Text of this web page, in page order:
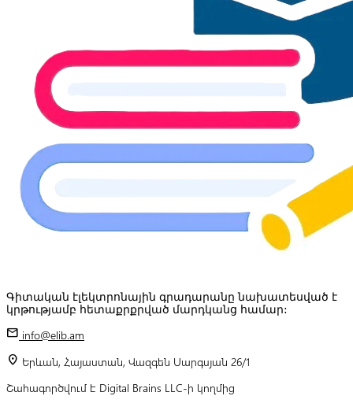
Գիտական էլեկտրոնային գրադարանը նախատեսված է
կրթությամբ հետաքրքրված մարդկանց համար:
mail info@elib.am
location_on Երևան, Հայաստան, Վազգեն Սարգսյան 26/1
Շահագործվում է Digital Brains LLC-ի կողմից